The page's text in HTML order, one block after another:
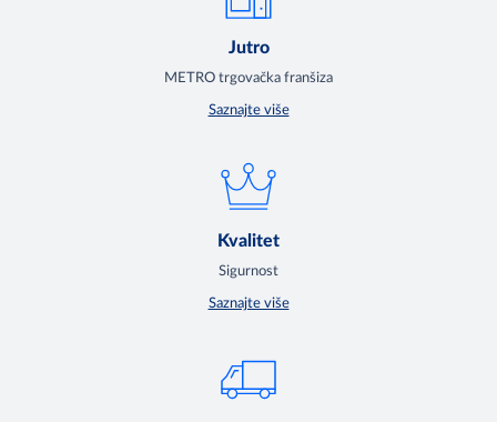
Jutro
METRO trgovačka franšiza
Saznajte više
Kvalitet
Sigurnost
Saznajte više